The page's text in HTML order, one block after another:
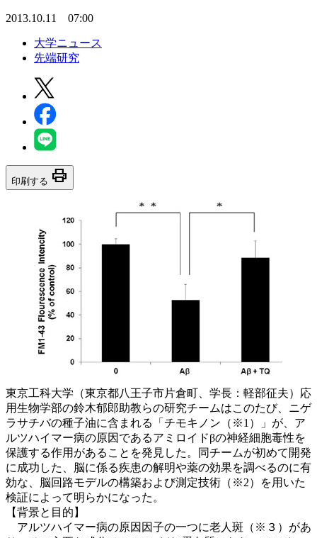
2013.10.11 07:00
大学ニュース
先端研究
印刷する print
東京工科大学（東京都八王子市片倉町、学長：軽部征夫）応
用生物学部の鈴木郁郎助教らの研究チームはこのたび、ニゲ
ラサチバの種子油に含まれる「チモキノン（※1）」が、ア
ルツハイマー病の原因であるアミロイドβの神経細胞毒性を
保護する作用があることを発見した。同チームが初めて開発
に成功した、脳に係る疾患の解明や薬の効果を調べるのに有
効な、脳回路モデルの構築および測定技術（※2）を用いた
検証によって明らかになった。
【背景と目的】
アルツハイマー病の原因因子の一つに老人斑（※３）があ